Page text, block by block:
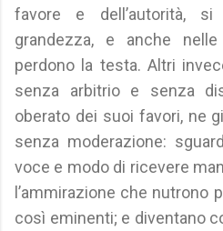
favore e dell’autorità, si
grandezza, e anche
perdono la testa. Altri
senza arbitrio e senza
oberato dei suoi favori, ne
senza moderazione:
voce e modo di ricevere
l’ammirazione che nutrono
così eminenti; e diventano